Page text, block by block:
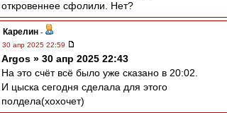
откровеннее сфолили. Нет?
Карелин -
30 апр 2025 22:59
Argos » 30 апр 2025 22:43
На это счёт всё было уже сказано в 20:02.
И цыска сегодня сделала для этого
полдела(хохочет)